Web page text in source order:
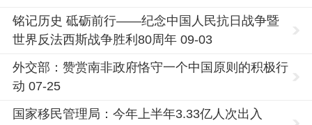
铭记历史 砥砺前行——纪念中国人民抗日战争暨
世界反法西斯战争胜利80周年 09-03
外交部：赞赏南非政府恪守一个中国原则的积极行
动 07-25
国家移民管理局：今年上半年3.33亿人次出入